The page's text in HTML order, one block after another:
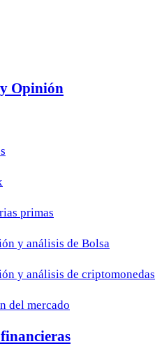
Opinión
primas
y análisis de Bolsa
y análisis de criptomonedas
del mercado